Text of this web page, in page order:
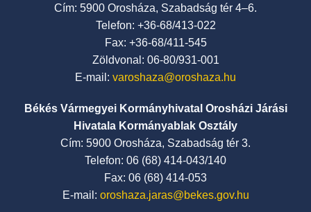
Cím: 5900 Orosháza, Szabadság tér 4–6.
Telefon: +36-68/413-022
Fax: +36-68/411-545
Zöldvonal: 06-80/931-001
E-mail: varoshaza@oroshaza.hu
Békés Vármegyei Kormányhivatal Orosházi Járási
Hivatala Kormányablak Osztály
Cím: 5900 Orosháza, Szabadság tér 3.
Telefon: 06 (68) 414-043/140
Fax: 06 (68) 414-053
E-mail: oroshaza.jaras@bekes.gov.hu